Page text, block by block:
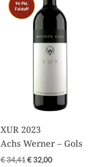
96 Pkt.
Falstaff
XUR 2023
Achs Werner – Gols
€34,41€ 32,00